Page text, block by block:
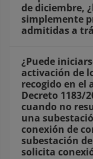
de diciembre,
simplemente
admitidas a
¿Puede
activación de
recogido en el
Decreto 1183/
cuando no
una
conexión de
subestación
solicita